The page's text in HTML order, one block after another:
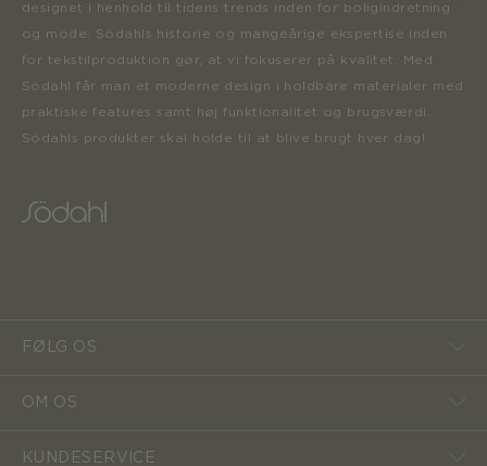
designet i henhold til tidens trends inden for boligindretning
og mode. Södahls historie og mangeårige ekspertise inden
for tekstilproduktion gør, at vi fokuserer på kvalitet. Med
Södahl får man et moderne design i holdbare materialer med
praktiske features samt høj funktionalitet og brugsværdi.
Södahls produkter skal holde til at blive brugt hver dag!
FØLG OS
OM OS
KUNDESERVICE